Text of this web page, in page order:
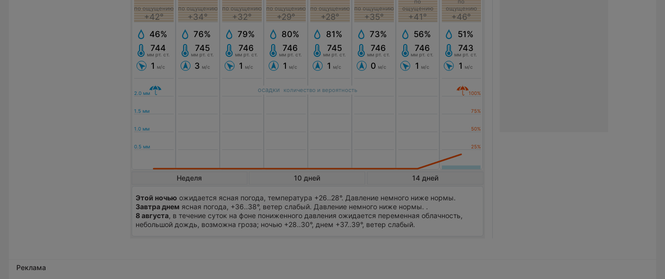
по ощущению
+42°
46%
744
мм рт. ст.
1 м/с
по ощущению
+34°
76%
745
мм рт. ст.
3 м/с
по ощущению
+32°
79%
746
мм рт. ст.
1 м/с
по ощущению
+29°
80%
746
мм рт. ст.
1 м/с
по ощущению
+28°
81%
745
мм рт. ст.
1 м/с
по ощущению
+35°
73%
746
мм рт. ст.
0 м/с
по
ощущению
+41°
56%
746
мм рт. ст.
1 м/с
по
ощущению
+46°
51%
743
мм рт. ст.
1 м/с
осадки количество и вероятность
Неделя 10 дней 14 дней
Этой ночью ожидается ясная погода, температура +26..28°. Давление немного ниже нормы.
Завтра днем ясная погода, +36..38°, ветер слабый. Давление немного ниже нормы. .
8 августа, в течение суток на фоне пониженного давления ожидается переменная облачность,
небольшой дождь, возможна гроза; ночью +28..30°, днем +37..39°, ветер слабый.
Реклама